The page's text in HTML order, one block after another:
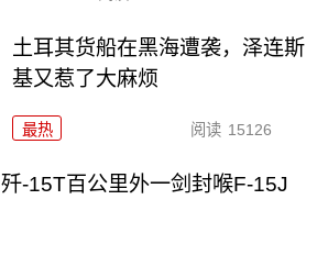
土耳其货船在黑海遭袭，泽连斯
基又惹了大麻烦
最热 阅读 15126
-15T百公里外一剑封喉F-15J